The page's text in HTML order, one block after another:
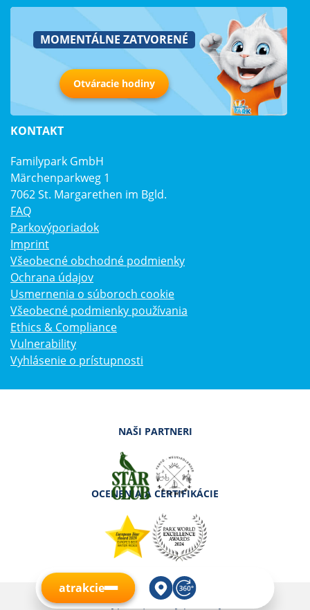
atrakcie
MOMENTÁLNE ZATVORENÉ
Otváracie hodiny
KONTAKT
Familypark GmbH
Märchenparkweg 1
7062 St. Margarethen im Bgld.
FAQ
Parkovýporiadok
Imprint
Všeobecné obchodné podmienky
Ochrana údajov
Usmernenia o súboroch cookie
Všeobecné podmienky používania
Ethics & Compliance
Vulnerability
Vyhlásenie o prístupnosti
NAŠI PARTNERI
OCENENIA A CERTIFIKÁCIE
© 2026 Familypark | Všetky práva vyhradené